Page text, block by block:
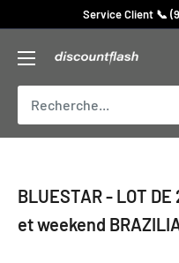
contenu
Service Client 📞
Discount
Flash
BLUESTAR - LOT
et weekend